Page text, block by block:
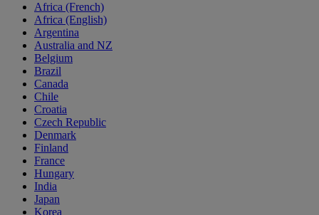
Africa (French)
Africa (English)
Argentina
Australia and NZ
Belgium
Brazil
Canada
Chile
Croatia
Czech Republic
Denmark
Finland
France
Hungary
India
Japan
Korea